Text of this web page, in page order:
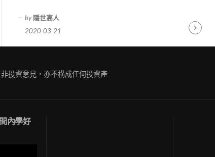
by 隱世高人
2020-03-21
Continue
投資意見，亦不構成任何投資產
內學好